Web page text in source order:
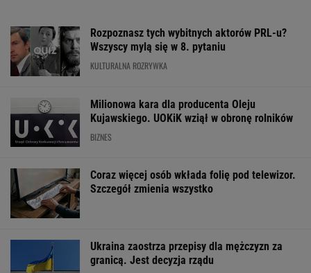
Rozpoznasz tych wybitnych aktorów PRL-u?
Wszyscy mylą się w 8. pytaniu
KULTURALNA ROZRYWKA
Milionowa kara dla producenta Oleju
Kujawskiego. UOKiK wziął w obronę rolników
BIZNES
Coraz więcej osób wkłada folię pod telewizor.
Szczegół zmienia wszystko
Ukraina zaostrza przepisy dla mężczyzn za
granicą. Jest decyzja rządu